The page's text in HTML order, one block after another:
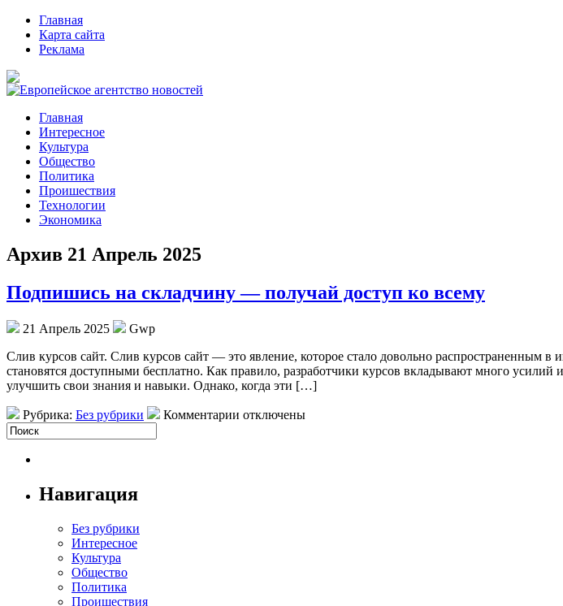
Главная
Карта сайта
Реклама
Главная
Интересное
Культура
Общество
Политика
Проишествия
Технологии
Экономика
Архив 21 Апрель 2025
Подпишись на складчину — получай доступ ко всему
21 Апрель 2025
Gwp
Слив курсoв сaйт. Слив курсoв сайт — это явление, которое стало довольно распространенным
становятся доступными бесплатно. Как правило, разработчики курсов вкладывают много
улучшить свои знания и навыки. Однако, когда эти […]
Рубрика: Без рубрики Комментарии отключены
Навигация
Без рубрики
Интересное
Культура
Общество
Политика
Проишествия